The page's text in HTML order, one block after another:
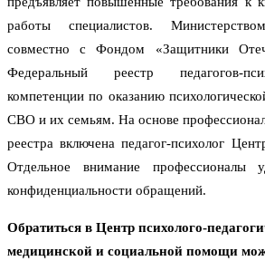
работы специалистов.
совместно с Фондом «Защитники
Федеральный реестр педагогов-
компетенции по оказанию
СВО и их семьям. На основе
реестра включена педагог-психолог
Отдельное внимание профессионалы
конфиденциальности обращений.
Обратиться в Центр психолого-
медицинской и социальной помощи